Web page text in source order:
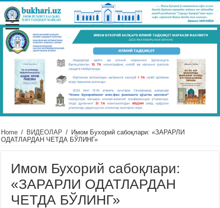
Home / ВИДЕОЛАР / Имом Бухорий сабоқлари: «ЗАРАРЛИ
ОДАТЛАРДАН ЧЕТДА БЎЛИНГ»
Имом Бухорий сабоқлари:
«ЗАРАРЛИ ОДАТЛАРДАН
ЧЕТДА БЎЛИНГ»